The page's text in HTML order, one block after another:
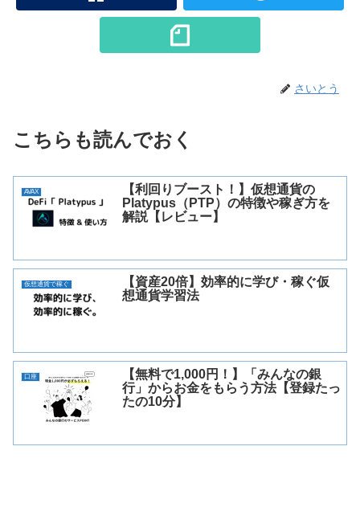
さいとう
こちらも読んでおく
AVAX
【利回りブースト！】仮想通貨の
Platypus（PTP）の特徴や稼ぎ方を
解説【レビュー】
仮想通貨で稼ぐ
【資産20倍】効率的に学び・稼ぐ仮
想通貨学習法
口座
【無料で1,000円！】「みんなの銀
行」からお金をもらう方法【登録たっ
たの10分】